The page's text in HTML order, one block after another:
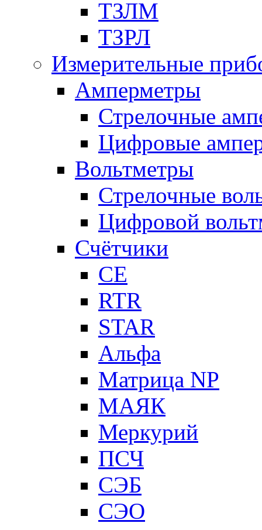
ТЗЛМ
ТЗРЛ
Измерительные
Амперметры
Стрелочные
Цифровые
Вольтметры
Стрелочные
Цифровой
Счётчики
CE
RTR
STAR
Альфа
Матрица NP
МАЯК
Меркурий
ПСЧ
СЭБ
СЭО